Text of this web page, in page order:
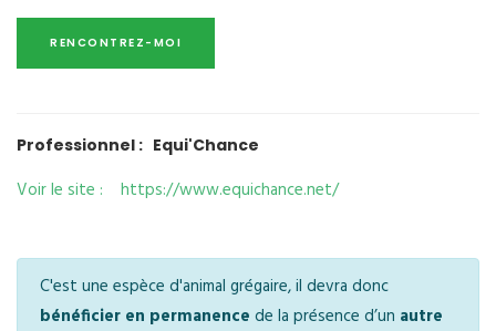
Professionnel : Equi'Chance
Voir le site : https://www.equichance.net/
C'est une espèce d'animal grégaire, il devra donc
bénéficier en permanence de la présence d’un autre